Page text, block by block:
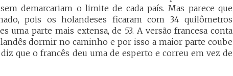
demarcariam o limite de cada país. Mas parece que
pois os holandeses ficaram com 34 quilômetros
uma parte mais extensa, de 53. A versão francesa conta
dormir no caminho e por isso a maior parte coube
diz que o francês deu uma de esperto e correu em vez de